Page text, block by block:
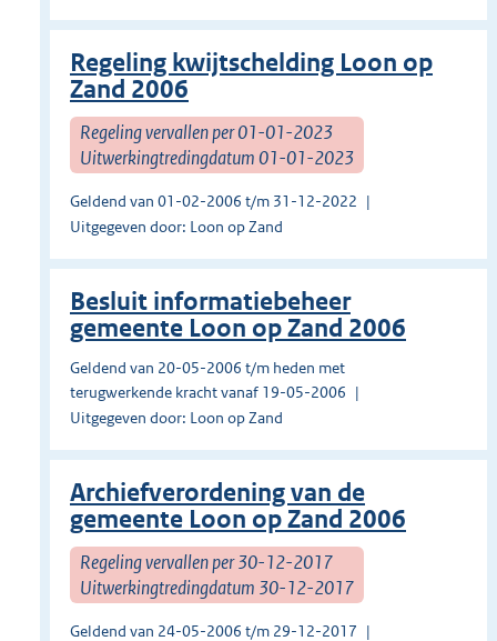
Regeling kwijtschelding Loon op
Zand 2006
Regeling vervallen per 01-01-2023
Uitwerkingtredingdatum 01-01-2023
Geldend van 01-02-2006 t/m 31-12-2022
Uitgegeven door: Loon op Zand
Besluit informatiebeheer
gemeente Loon op Zand 2006
Geldend van 20-05-2006 t/m heden met
terugwerkende kracht vanaf 19-05-2006
Uitgegeven door: Loon op Zand
Archiefverordening van de
gemeente Loon op Zand 2006
Regeling vervallen per 30-12-2017
Uitwerkingtredingdatum 30-12-2017
Geldend van 24-05-2006 t/m 29-12-2017